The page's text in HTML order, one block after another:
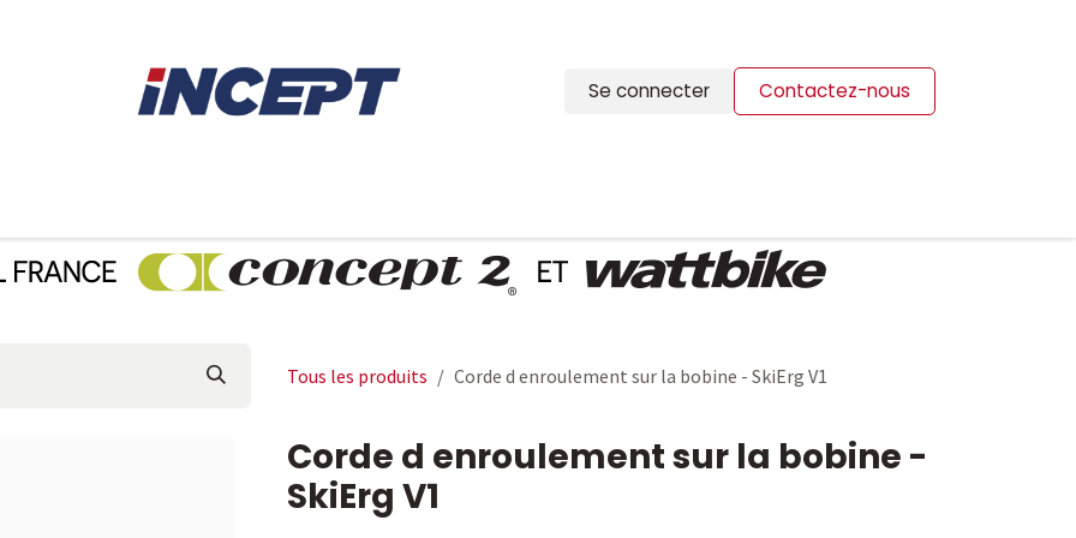
Se connecter Contactez-nous
Tous les produits Corde d enroulement sur la bobine - SkiErg V1
Corde d enroulement sur la bobine -
SkiErg V1